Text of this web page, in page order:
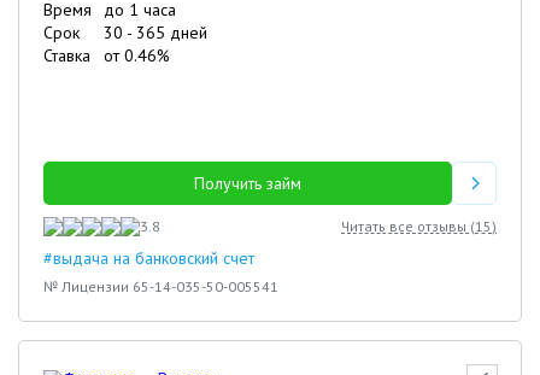
Время
до 1 часа
Срок
30 - 365 дней
Ставка
от0.46%
Получить займ
3.8 Читать все отзывы (15)
#выдача на банковский счет
№ Лицензии 65-14-035-50-005541